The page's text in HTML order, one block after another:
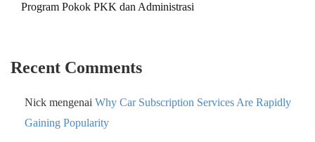
Program Pokok PKK dan Administrasi
Recent Comments
Nick mengenai Why Car Subscription Services Are Rapidly
Gaining Popularity